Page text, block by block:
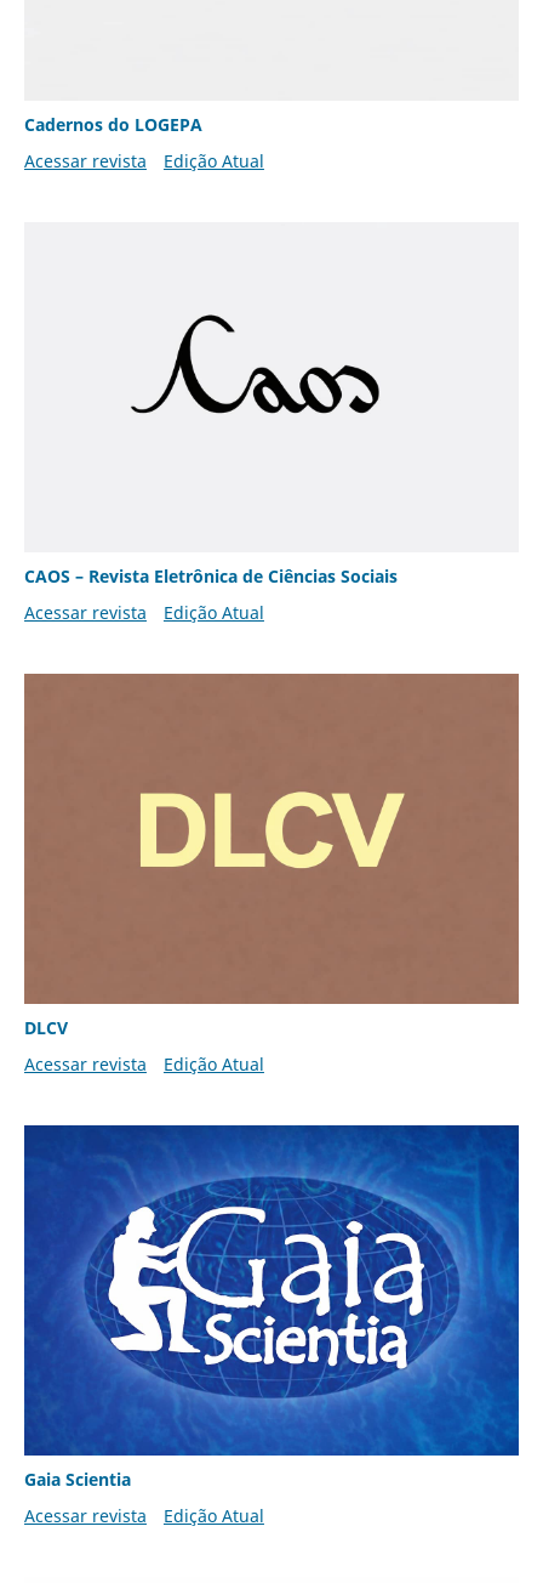
Cadernos do LOGEPA
Acessar revista
Edição Atual
CAOS – Revista Eletrônica de Ciências Sociais
Acessar revista
Edição Atual
DLCV
Acessar revista
Edição Atual
Gaia Scientia
Acessar revista
Edição Atual